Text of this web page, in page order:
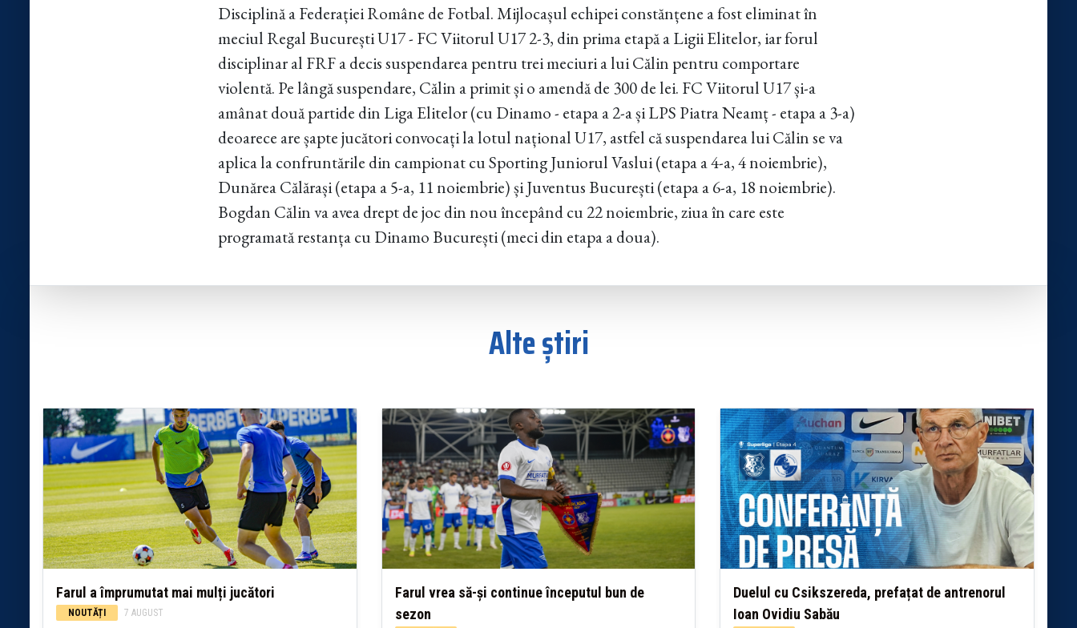
Disciplină a Federației Române de Fotbal. Mijlocașul echipei constănțene a fost eliminat în
meciul Regal București U17 - FC Viitorul U17 2-3, din prima etapă a Ligii Elitelor, iar forul
disciplinar al FRF a decis suspendarea pentru trei meciuri a lui Călin pentru comportare
violentă. Pe lângă suspendare, Călin a primit și o amendă de 300 de lei. FC Viitorul U17 și-a
amânat două partide din Liga Elitelor (cu Dinamo - etapa a 2-a și LPS Piatra Neamț - etapa a 3-a)
deoarece are șapte jucători convocați la lotul național U17, astfel că suspendarea lui Călin se va
aplica la confruntările din campionat cu Sporting Juniorul Vaslui (etapa a 4-a, 4 noiembrie),
Dunărea Călărași (etapa a 5-a, 11 noiembrie) și Juventus București (etapa a 6-a, 18 noiembrie).
Bogdan Călin va avea drept de joc din nou începând cu 22 noiembrie, ziua în care este
programată restanța cu Dinamo București (meci din etapa a doua).
Alte știri
Farul a împrumutat mai mulți jucători
NOUTĂȚI 7 AUGUST
Farul vrea să-și continue începutul bun de
sezon
Duelul cu Csikszereda, prefațat de antrenorul
Ioan Ovidiu Sabău